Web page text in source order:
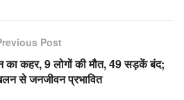
Post
कहर, 9 लोगों की मौत, 49 सड़कें बंद;
से जनजीवन प्रभावित